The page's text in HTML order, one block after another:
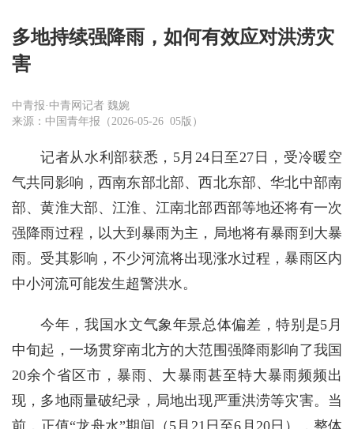
多地持续强降雨，如何有效应对洪涝灾
害
中青报·中青网记者 魏婉
来源：中国青年报（2026-05-26 05版）
记者从水利部获悉，5月24日至27日，受冷暖空
气共同影响，西南东部北部、西北东部、华北中部南
部、黄淮大部、江淮、江南北部西部等地还将有一次
强降雨过程，以大到暴雨为主，局地将有暴雨到大暴
雨。受其影响，不少河流将出现涨水过程，暴雨区内
中小河流可能发生超警洪水。
今年，我国水文气象年景总体偏差，特别是5月
中旬起，一场贯穿南北方的大范围强降雨影响了我国
20余个省区市，暴雨、大暴雨甚至特大暴雨频频出
现，多地雨量破纪录，局地出现严重洪涝等灾害。当
前，正值“龙舟水”期间（5月21日至6月20日），整体